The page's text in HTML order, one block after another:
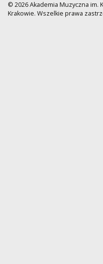
© 2026 Akademia Muzyczna im.
Krakowie. Wszelkie prawa